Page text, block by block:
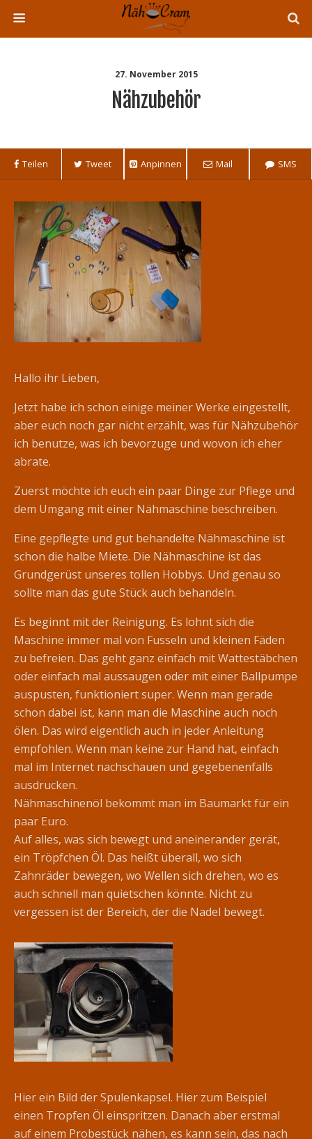
27. November 2015
Nähzubehör
Teilen Tweet Anpinnen Mail SMS
Hallo ihr Lieben,
Jetzt habe ich schon einige meiner Werke eingestellt,
aber euch noch gar nicht erzählt, was für Nähzubehör
ich benutze, was ich bevorzuge und wovon ich eher
abrate.
Zuerst möchte ich euch ein paar Dinge zur Pflege und
dem Umgang mit einer Nähmaschine beschreiben.
Eine gepflegte und gut behandelte Nähmaschine ist
schon die halbe Miete. Die Nähmaschine ist das
Grundgerüst unseres tollen Hobbys. Und genau so
sollte man das gute Stück auch behandeln.
Es beginnt mit der Reinigung. Es lohnt sich die
Maschine immer mal von Fusseln und kleinen Fäden
zu befreien. Das geht ganz einfach mit Wattestäbchen
oder einfach mal aussaugen oder mit einer Ballpumpe
auspusten, funktioniert super. Wenn man gerade
schon dabei ist, kann man die Maschine auch noch
ölen. Das wird eigentlich auch in jeder Anleitung
empfohlen. Wenn man keine zur Hand hat, einfach
mal im Internet nachschauen und gegebenenfalls
ausdrucken.
Nähmaschinenöl bekommt man im Baumarkt für ein
paar Euro.
Auf alles, was sich bewegt und aneinerander gerät,
ein Tröpfchen Öl. Das heißt überall, wo sich
Zahnräder bewegen, wo Wellen sich drehen, wo es
auch schnell man quietschen könnte. Nicht zu
vergessen ist der Bereich, der die Nadel bewegt.
Hier ein Bild der Spulenkapsel. Hier zum Beispiel
einen Tropfen Öl einspritzen. Danach aber erstmal
auf einem Probestück nähen, es kann sein, das nach